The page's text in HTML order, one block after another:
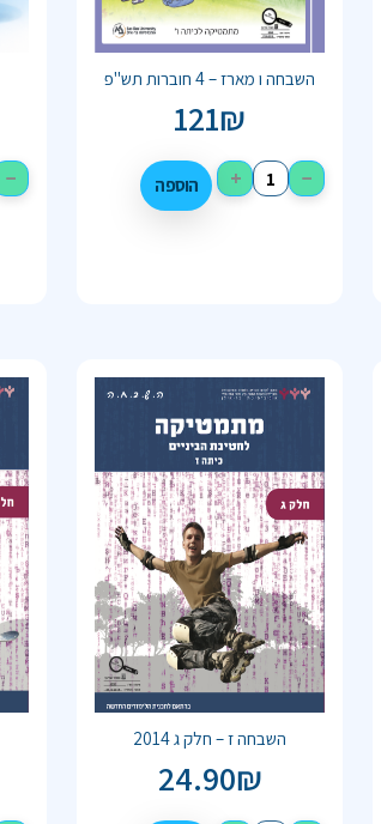
השבחה ו מארז – 4 חוברות תש"פ
121₪
−
+ הוספה −
השבחה ז – חלק ג 2014
24.90₪